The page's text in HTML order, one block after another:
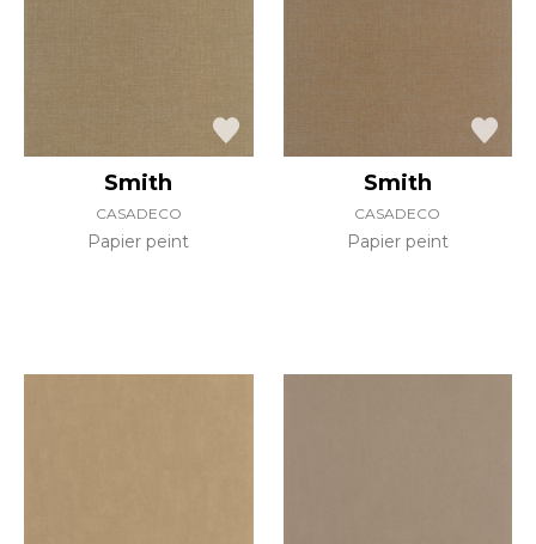
Smith
CASADECO
Papier peint
Smith
CASADECO
Papier peint